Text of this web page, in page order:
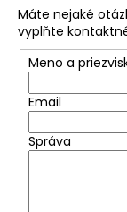
Máte nejaké
vyplňte
Meno a
Email
Správa